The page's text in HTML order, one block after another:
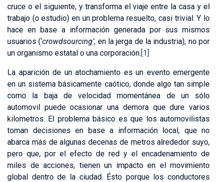
cruce o el siguiente, y transforma el viaje entre la casa y el
trabajo (o estudio) en un problema resuelto, casi trivial. Y lo
hace en base a información generada por sus mismos
usuarios (‘crowdsourcing’, en la jerga de la industria), no por
un organismo estatal o una corporación.[1]
La aparición de un atochamiento es un evento emergente
en un sistema básicamente caótico, donde algo tan simple
como la baja de velocidad momentánea de un sólo
automovil puede ocasionar una demora que dure varios
kilometros. El problema básico es que los automovilistas
toman decisiones en base a información local, que no
abarca más de algunas decenas de metros alrededor suyo,
pero que, por el efecto de red y el encadenamiento de
miles de acciones, tienen un impacto en el movimiento
global dentro de la ciudad. Ésto porque los conductores